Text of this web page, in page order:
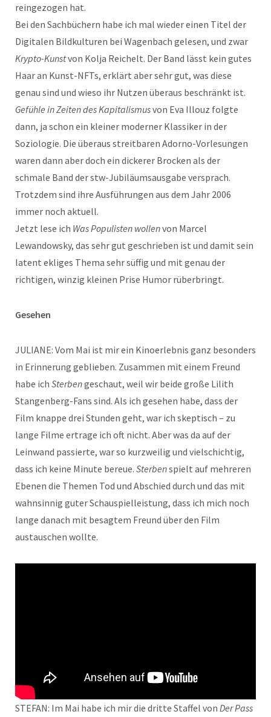
reingezogen hat.
Bei den Sachbüchern habe ich mal wieder einen Titel der
Digitalen Bildkulturen bei Wagenbach gelesen, und zwar
Krypto-Kunstvon Kolja Reichelt. Der Band lässt kein gutes
Haar an Kunst-NFTs, erklärt aber sehr gut, was diese
genau sind und wieso ihr Nutzen überaus beschränkt ist.
Gefühle in Zeiten des Kapitalismusvon Eva Illouz folgte
dann, ja schon ein kleiner moderner Klassiker in der
Soziologie. Die überaus streitbaren Adorno-Vorlesungen
waren dann aber doch ein dickerer Brocken als der
schmale Band der stw-Jubiläumsausgabe versprach.
Trotzdem sind ihre Ausführungen aus dem Jahr 2006
immer noch aktuell.
Jetzt lese ich Was Populisten wollenvon Marcel
Lewandowsky, das sehr gut geschrieben ist und damit sein
latent ekliges Thema sehr süffig und mit genau der
richtigen, winzig kleinen Prise Humor rüberbringt.
Gesehen
JULIANE: Vom Mai ist mir ein Kinoerlebnis ganz besonders
in Erinnerung geblieben. Zusammen mit einem Freund
habe ich Sterbengeschaut, weil wir beide große Lilith
Stangenberg-Fans sind. Als ich gesehen habe, dass der
Film knappe drei Stunden geht, war ich skeptisch – zu
lange Filme ertrage ich oft nicht. Aber was da auf der
Leinwand passierte, war so kurzweilig und vielschichtig,
dass ich keine Minute bereue. Sterbenspielt auf mehreren
Ebenen die Themen Tod und Abschied durch und das mit
wahnsinnig guter Schauspielleistung, dass ich mich noch
lange danach mit besagtem Freund über den Film
austauschen wollte.
STEFAN: Im Mai habe ich mir die dritte Staffel von Der Pass